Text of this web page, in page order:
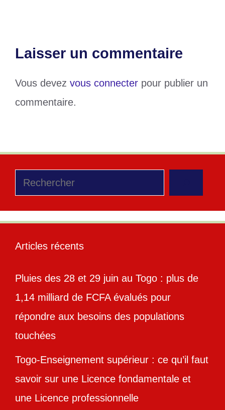
Laisser un commentaire
Vous devez vous connecter pour publier un
commentaire.
Rechercher
Articles récents
Pluies des 28 et 29 juin au Togo : plus de
1,14 milliard de FCFA évalués pour
répondre aux besoins des populations
touchées
Togo-Enseignement supérieur : ce qu’il faut
savoir sur une Licence fondamentale et
une Licence professionnelle